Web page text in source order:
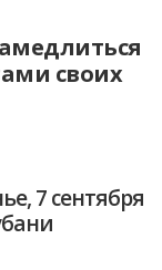
своих
7 сентября